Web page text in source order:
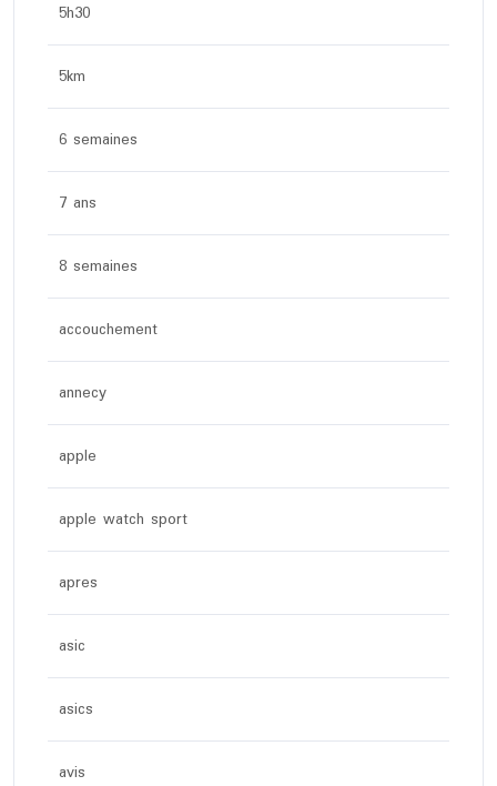
5h30
5km
6 semaines
7 ans
8 semaines
accouchement
annecy
apple
apple watch sport
apres
asic
asics
avis